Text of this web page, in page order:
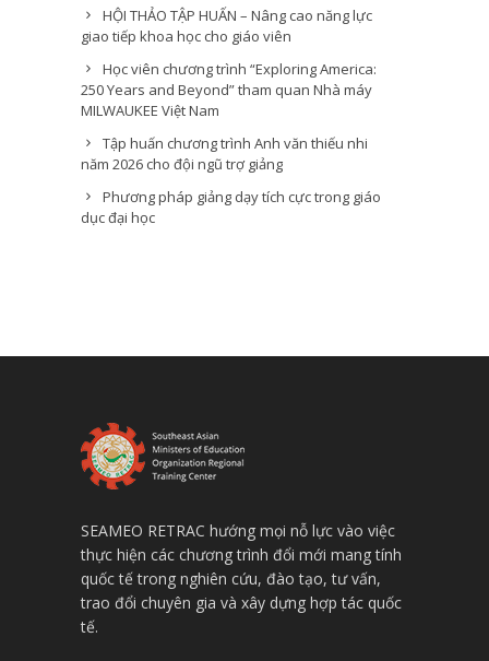
HỘI THẢO TẬP HUẤN – Nâng cao năng lực
giao tiếp khoa học cho giáo viên
Học viên chương trình “Exploring America:
250 Years and Beyond” tham quan Nhà máy
MILWAUKEE Việt Nam
Tập huấn chương trình Anh văn thiếu nhi
năm 2026 cho đội ngũ trợ giảng
Phương pháp giảng dạy tích cực trong giáo
dục đại học
SEAMEO RETRAC hướng mọi nỗ lực vào việc
thực hiện các chương trình đổi mới mang tính
quốc tế trong nghiên cứu, đào tạo, tư vấn,
trao đổi chuyên gia và xây dựng hợp tác quốc
tế.